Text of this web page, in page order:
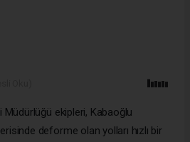
Müdürlüğü ekipleri, Kabaoğlu
deforme olan yolları hızlı bir